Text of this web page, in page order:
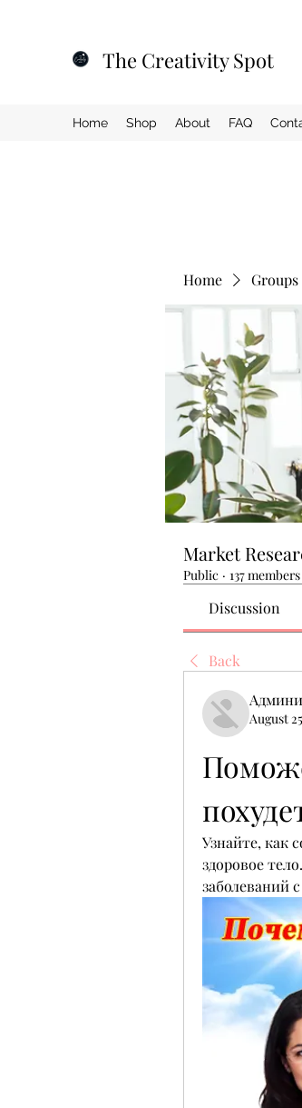
The Creativity Spot
Home Shop About FAQ
Home Groups
Market
Public · 137 members
Discussion
Back
August
Узнайте, как
здоровое
заболеваний